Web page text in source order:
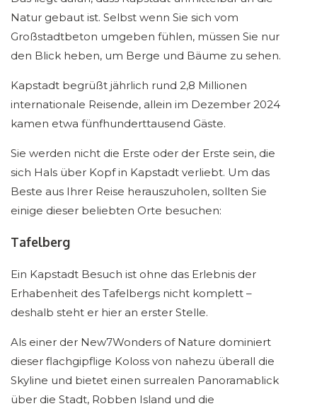
Natur gebaut ist. Selbst wenn Sie sich vom
Großstadtbeton umgeben fühlen, müssen Sie nur
den Blick heben, um Berge und Bäume zu sehen.
Kapstadt begrüßt jährlich rund 2,8 Millionen
internationale Reisende, allein im Dezember 2024
kamen etwa fünfhunderttausend Gäste.
Sie werden nicht die Erste oder der Erste sein, die
sich Hals über Kopf in Kapstadt verliebt. Um das
Beste aus Ihrer Reise herauszuholen, sollten Sie
einige dieser beliebten Orte besuchen:
Tafelberg
Ein Kapstadt Besuch ist ohne das Erlebnis der
Erhabenheit des Tafelbergs nicht komplett –
deshalb steht er hier an erster Stelle.
Als einer der New7Wonders of Nature dominiert
dieser flachgipflige Koloss von nahezu überall die
Skyline und bietet einen surrealen Panoramablick
über die Stadt, Robben Island und die